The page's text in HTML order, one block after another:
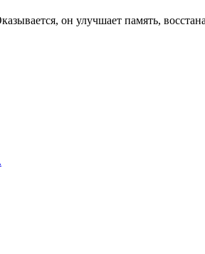
он улучшает память,